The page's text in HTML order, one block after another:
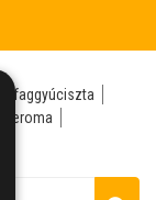
faggyúciszta
atheroma